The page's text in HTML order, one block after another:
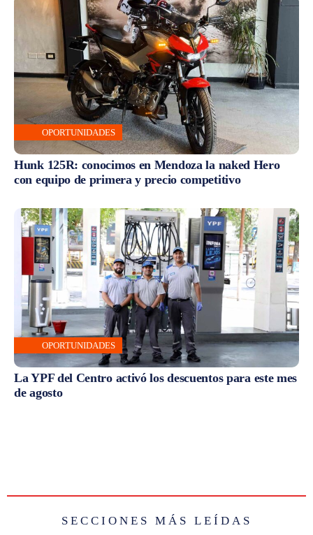
OPORTUNIDADES
Hunk 125R: conocimos en Mendoza la naked Hero
con equipo de primera y precio competitivo
OPORTUNIDADES
La YPF del Centro activó los descuentos para este mes
de agosto
SECCIONES MÁS LEÍDAS